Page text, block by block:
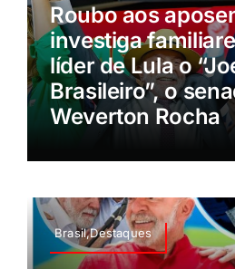
Roubo aos
investiga
líder de Lula o
Brasileiro”, o
Weverton Rocha
Brasil,Destaques